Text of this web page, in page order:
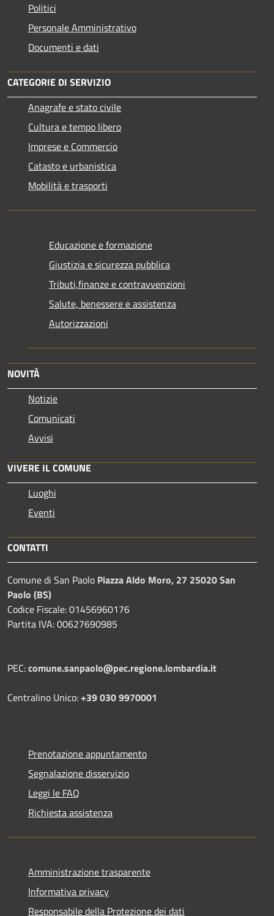
Politici
Personale Amministrativo
Documenti e dati
CATEGORIE DI SERVIZIO
Anagrafe e stato civile
Cultura e tempo libero
Imprese e Commercio
Catasto e urbanistica
Mobilità e trasporti
Educazione e formazione
Giustizia e sicurezza pubblica
Tributi,finanze e contravvenzioni
Salute, benessere e assistenza
Autorizzazioni
NOVITÀ
Notizie
Comunicati
Avvisi
VIVERE IL COMUNE
Luoghi
Eventi
CONTATTI
Comune di San Paolo Piazza Aldo Moro, 27 25020 San
Paolo (BS)
Codice Fiscale: 01456960176
Partita IVA: 00627690985
PEC:comune.sanpaolo@pec.regione.lombardia.it
Centralino Unico:+39 030 9970001
Prenotazione appuntamento
Segnalazione disservizio
Leggi le FAQ
Richiesta assistenza
Amministrazione trasparente
Informativa privacy
Responsabile della Protezione dei dati